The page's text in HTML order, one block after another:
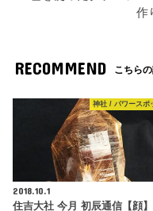
作
RECOMMEND こちら
神社 / パワースポ
2018.10.1
住吉大社 今月 初辰通信【顔】